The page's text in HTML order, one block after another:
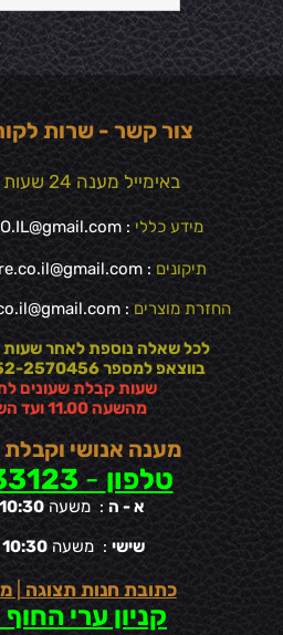
צור קשר - שרות
באימייל מענה 24 שעות 7 ימים בשבוע :
מידע כללי :
תיקונים : REPAIR.watchstore.co.il@gmail.com
החזרת מוצרים:
לכל שאלה נוספת לאחר שעות
בווצאפ למספר 052-2570456 עד השעה 21.00
שעות קבלת שעונים
מהשעה 11.00 ועד השעה 18.00
מענה אנושי
טלפון -
א - ה : משעה 10:30
שישי : משעה10:30
כתובת חנות תצוגה |
קניון ערי החוף